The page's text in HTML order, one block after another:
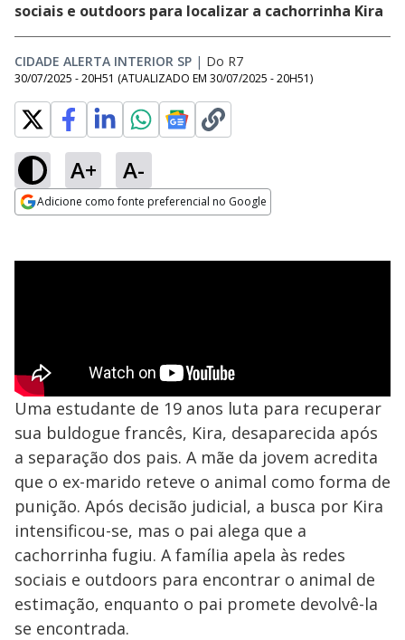
sociais e outdoors para localizar a cachorrinha Kira
CIDADE ALERTA INTERIOR SP | Do R7
30/07/2025 - 20H51 (ATUALIZADO EM 30/07/2025 - 20H51)
A+ A-
Adicione como fonte preferencial no Google
Uma estudante de 19 anos luta para recuperar
sua buldogue francês, Kira, desaparecida após
a separação dos pais. A mãe da jovem acredita
que o ex-marido reteve o animal como forma de
punição. Após decisão judicial, a busca por Kira
intensificou-se, mas o pai alega que a
cachorrinha fugiu. A família apela às redes
sociais e outdoors para encontrar o animal de
estimação, enquanto o pai promete devolvê-la
se encontrada.